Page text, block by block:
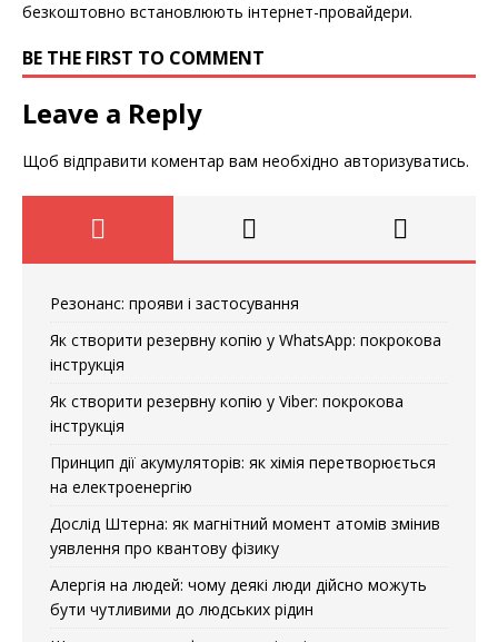
безкоштовно встановлюють інтернет-провайдери.
BE THE FIRST TO COMMENT
Leave a Reply
Щоб відправити коментар вам необхідно авторизуватись.
Резонанс: прояви і застосування
Як створити резервну копію у WhatsApp: покрокова
інструкція
Як створити резервну копію у Viber: покрокова
інструкція
Принцип дії акумуляторів: як хімія перетворюється
на електроенергію
Дослід Штерна: як магнітний момент атомів змінив
уявлення про квантову фізику
Алергія на людей: чому деякі люди дійсно можуть
бути чутливими до людських рідин